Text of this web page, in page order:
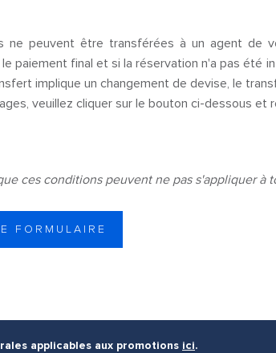
ne peuvent être transférées à un agent de
paiement final et si la réservation n'a pas été
implique un changement de devise, le
veuillez cliquer sur le bouton ci-dessous et
ces conditions peuvent ne pas s'appliquer à
FORMULAIRE
applicables aux promotions ici.